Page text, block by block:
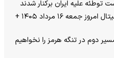
قیمت بیت کوین و ارز‌های دیجیتال امروز جمعه ۱۶ مرداد ۱۴۰۵ +
دوم در تنگه هرمز را نخواهیم